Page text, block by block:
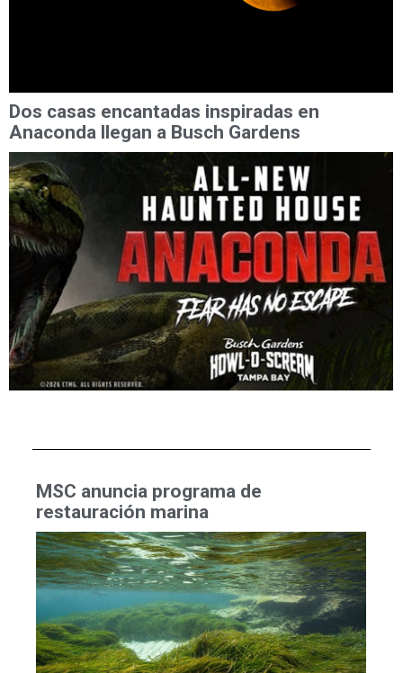
Dos casas encantadas inspiradas en
Anaconda llegan a Busch Gardens
MSC anuncia programa de
restauración marina